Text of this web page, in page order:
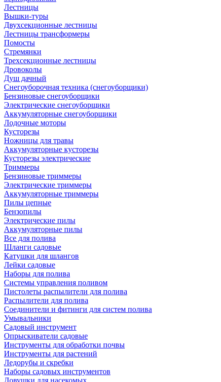
Лестницы
Вышки-туры
Двухсекционные лестницы
Лестницы трансформеры
Помосты
Стремянки
Трехсекционные лестницы
Дровоколы
Душ дачный
Снегоуборочная техника (снегоуборщики)
Бензиновые снегоуборщики
Электрические снегоуборщики
Аккумуляторные снегоуборщики
Лодочные моторы
Кусторезы
Ножницы для травы
Аккумуляторные кусторезы
Кусторезы электрические
Триммеры
Бензиновые триммеры
Электрические триммеры
Аккумуляторные триммеры
Пилы цепные
Бензопилы
Электрические пилы
Аккумуляторные пилы
Все для полива
Шланги садовые
Катушки для шлангов
Лейки садовые
Наборы для полива
Системы управления поливом
Пистолеты распылители для полива
Распылители для полива
Соединители и фитинги для систем полива
Умывальники
Садовый инструмент
Опрыскиватели садовые
Инструменты для обработки почвы
Инструменты для растений
Ледорубы и скребки
Наборы садовых инструментов
Ловушки для насекомых